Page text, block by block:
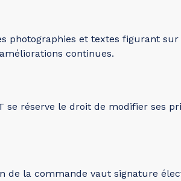
photographies et textes figurant
continues.
se réserve le droit de modifier ses
de la commande vaut signature